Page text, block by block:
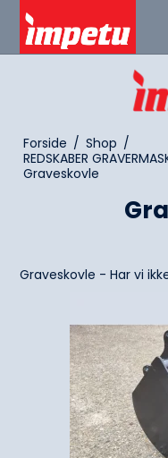
Forside / Shop /
REDSKABER
Graveskovle
Graveskovle - Har vi